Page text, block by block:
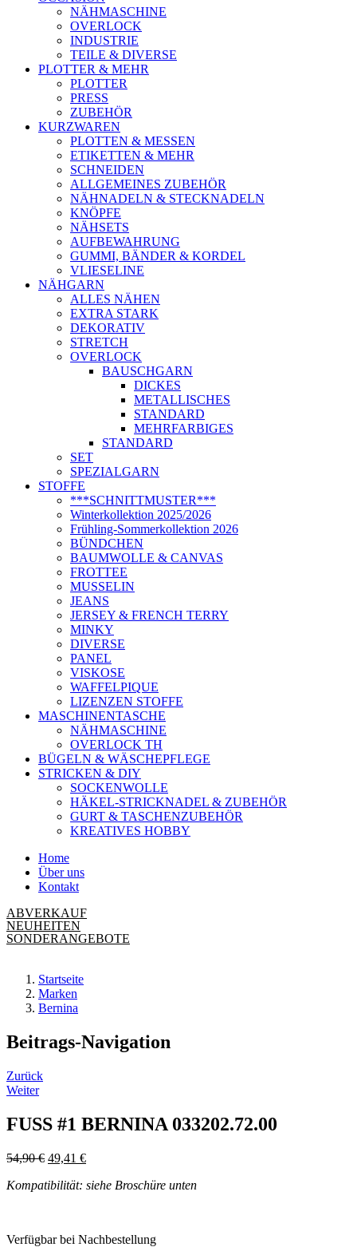
NÄHMASCHINE
OVERLOCK
INDUSTRIE
TEILE & DIVERSE
PLOTTER & MEHR
PLOTTER
PRESS
ZUBEHÖR
KURZWAREN
PLOTTEN & MESSEN
ETIKETTEN & MEHR
SCHNEIDEN
ALLGEMEINES ZUBEHÖR
NÄHNADELN & STECKNADELN
KNÖPFE
NÄHSETS
AUFBEWAHRUNG
GUMMI, BÄNDER & KORDEL
VLIESELINE
NÄHGARN
ALLES NÄHEN
EXTRA STARK
DEKORATIV
STRETCH
OVERLOCK
BAUSCHGARN
DICKES
METALLISCHES
STANDARD
MEHRFARBIGES
STANDARD
SET
SPEZIALGARN
STOFFE
***SCHNITTMUSTER***
Winterkollektion 2025/2026
Frühling-Sommerkollektion 2026
BÜNDCHEN
BAUMWOLLE & CANVAS
FROTTEE
MUSSELIN
JEANS
JERSEY & FRENCH TERRY
MINKY
DIVERSE
PANEL
VISKOSE
WAFFELPIQUE
LIZENZEN STOFFE
MASCHINENTASCHE
NÄHMASCHINE
OVERLOCK TH
BÜGELN & WÄSCHEPFLEGE
STRICKEN & DIY
SOCKENWOLLE
HÄKEL-STRICKNADEL & ZUBEHÖR
GURT & TASCHENZUBEHÖR
KREATIVES HOBBY
Home
Über uns
Kontakt
ABVERKAUF
NEUHEITEN
SONDERANGEBOTE
Startseite
Marken
Bernina
Beitrags-Navigation
Zurück
Weiter
FUSS #1 BERNINA 033202.72.00
54,90€ 49,41 €
Kompatibilität: siehe Broschüre unten
Verfügbar bei Nachbestellung